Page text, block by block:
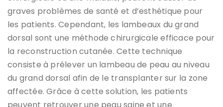
graves problèmes de santé et d’esthétique pour
les patients. Cependant, les lambeaux du grand
dorsal sont une méthode chirurgicale efficace pour
la reconstruction cutanée. Cette technique
consiste à prélever un lambeau de peau au niveau
du grand dorsal afin de le transplanter sur la zone
affectée. Grâce à cette solution, les patients
peuvent retrouver une peau saine et une